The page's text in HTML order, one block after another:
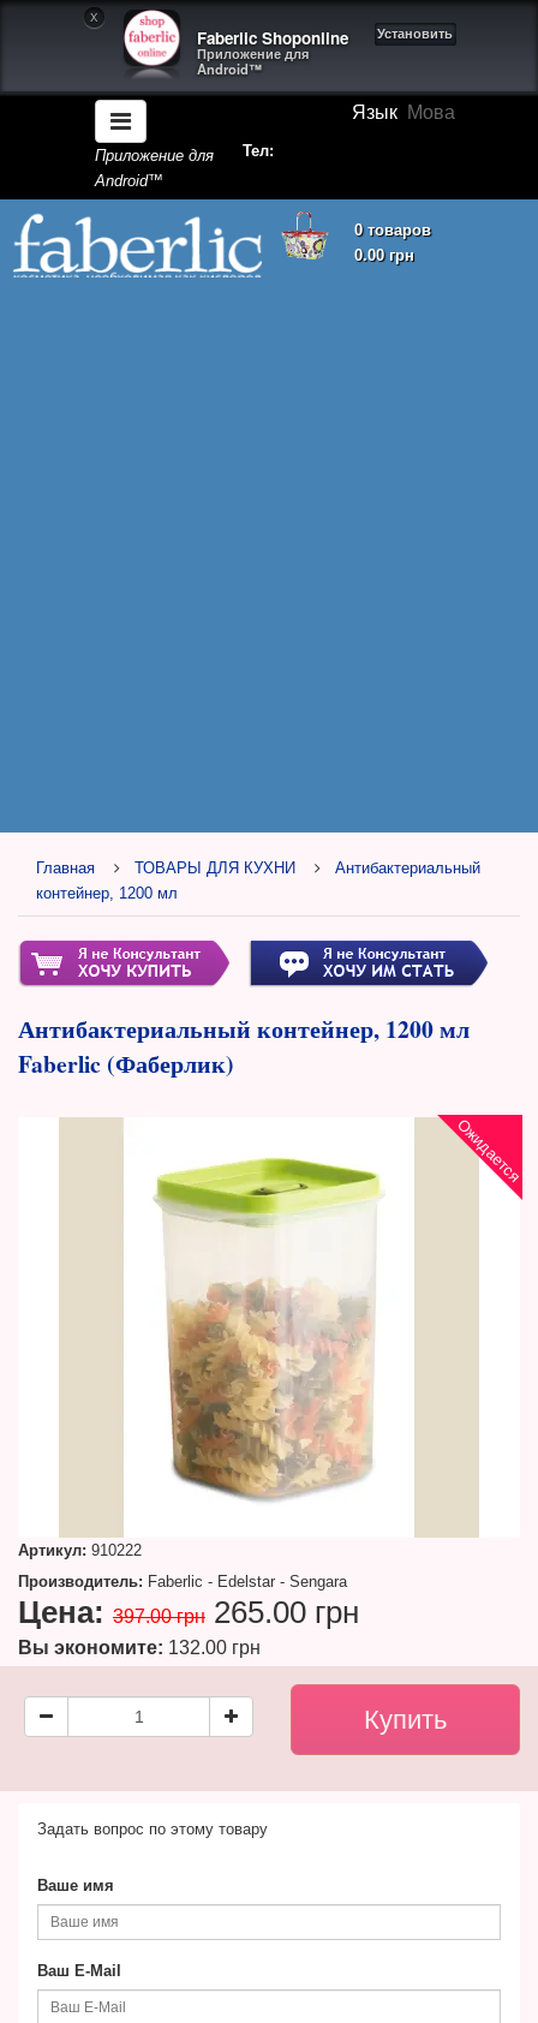
X
Faberlic Shoponline
Приложение для
Android™
Установить
Язык Мова
Приложение для
Android™
Тел:
0 товаров
0.00 грн
Корзина покупок пуста!
Главная ТОВАРЫ ДЛЯ КУХНИ
Антибактериальный
контейнер, 1200 мл
Антибактериальный контейнер, 1200 мл
Faberlic (Фаберлик)
Ожидается
Артикул: 910222
Производитель: Faberlic - Edelstar - Sengara
Цена: 397.00 грн 265.00 грн
Вы экономите: 132.00 грн
Задать вопрос по этому товару
Ваше имя
Ваш E-Mail